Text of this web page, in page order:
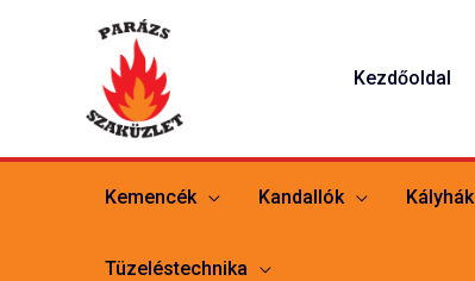
Kezdőoldal
Kemencék Kandallók Kályhák
Tüzeléstechnika